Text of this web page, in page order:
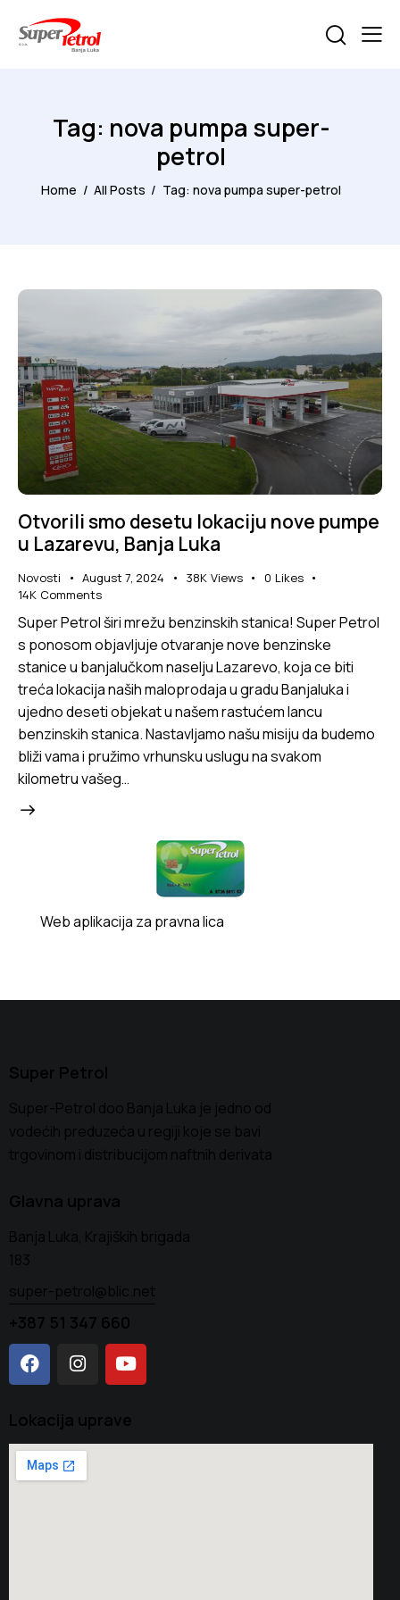
Tag: nova pumpa super-
petrol
Home All Posts Tag: nova pumpa super-petrol
Otvorili smo desetu lokaciju nove pumpe
u Lazarevu, Banja Luka
Novosti August 7, 2024 38K Views 0 Likes
14K Comments
Super Petrol širi mrežu benzinskih stanica! Super Petrol
s ponosom objavljuje otvaranje nove benzinske
stanice u banjalučkom naselju Lazarevo, koja ce biti
treća lokacija naših maloprodaja u gradu Banjaluka i
ujedno deseti objekat u našem rastućem lancu
benzinskih stanica. Nastavljamo našu misiju da budemo
bliži vama i pružimo vrhunsku uslugu na svakom
kilometru vašeg…
Web aplikacija za pravna lica
Super Petrol
Super-Petrol doo Banja Luka je jedno od
vodećih preduzeća u regiji koje se bavi
trgovinom i distribucijom naftnih derivata
Glavna uprava
Banja Luka, Krajiških brigada
183
super-petrol@blic.net
+387 51 347 660
Lokacija uprave